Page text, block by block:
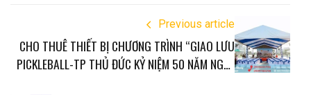
Previous article
CHO THUÊ THIẾT BỊ CHƯƠNG TRÌNH “GIAO LƯU
PICKLEBALL-TP THỦ ĐỨC KỶ NIỆM 50 NĂM NGÀY